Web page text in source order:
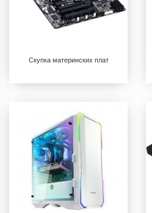
Скупка материнских плат